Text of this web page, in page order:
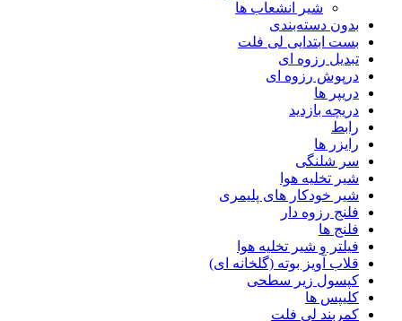
شیر انشعاب ها
بدون دسته‌بندی
بست ابتدایی لی فلت
تبدیل رزوه ای
درپوش رزوه ای
دریپر ها
دریچه بازدید
رابط
رایزر ها
سر شلنگی
شیر تخلیه هوا
شیر خودکار های پلیمری
فلنج رزوه دار
فلنج ها
فیلتر و شیر تخلیه هوا
قلاب آویز بوته (گلخانه ای)
کپسول زیر سطحی
کلیپس ها
کمربند لی فلت